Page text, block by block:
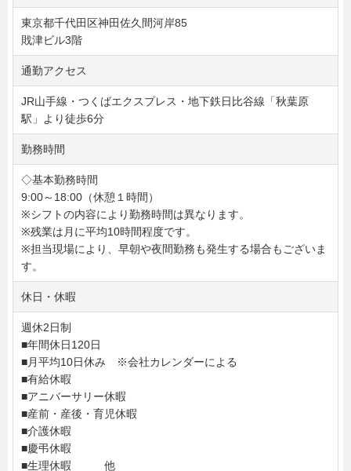
東京都千代田区神田佐久間河岸85
戝津ビル3階
通勤アクセス
JR山手線・つくばエクスプレス・地下鉄日比谷線「秋葉原
駅」より徒歩6分
勤務時間
◇基本勤務時間
9:00～18:00（休憩１時間）
※シフトの内容により勤務時間は異なります。
※残業は月に平均10時間程度です。
※担当現場により、早朝や夜間勤務も発生する場合もございま
す。
休日・休暇
週休2日制
■年間休日120日
■月平均10日休み ※会社カレンダーによる
■有給休暇
■アニバーサリー休暇
■産前・産後・育児休暇
■介護休暇
■慶弔休暇
■生理休暇 他